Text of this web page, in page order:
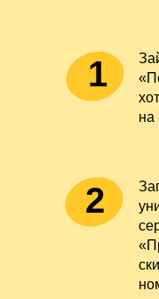
1
на
2
Скидки до конца мая
Успейте зафиксировать